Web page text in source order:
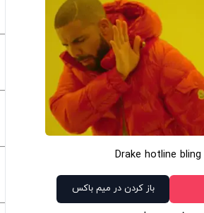
Drake hotline bling
باز کردن در میم باکس